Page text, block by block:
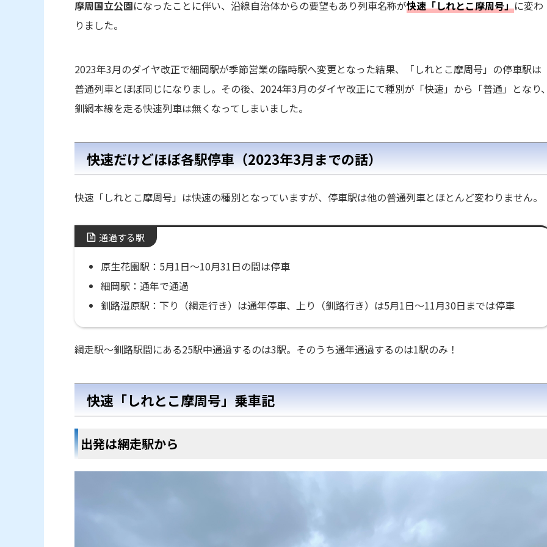
摩周国立公園になったことに伴い、沿線自治体からの要望もあり列車名称が快速「しれとこ摩周号」に変わ
りました。
2023年3月のダイヤ改正で細岡駅が季節営業の臨時駅へ変更となった結果、「しれとこ摩周号」の停車駅は
普通列車とほぼ同じになりまし。その後、2024年3月のダイヤ改正にて種別が「快速」から「普通」となり
釧網本線を走る快速列車は無くなってしまいました。
快速だけどほぼ各駅停車（2023年3月までの話）
快速「しれとこ摩周号」は快速の種別となっていますが、停車駅は他の普通列車とほとんど変わりません。
通過する駅
原生花園駅：5月1日～10月31日の間は停車
細岡駅：通年で通過
釧路湿原駅：下り（網走行き）は通年停車、上り（釧路行き）は5月1日～11月30日までは停車
網走駅～釧路駅間にある25駅中通過するのは3駅。そのうち通年通過するのは1駅のみ！
快速「しれとこ摩周号」乗車記
出発は網走駅から